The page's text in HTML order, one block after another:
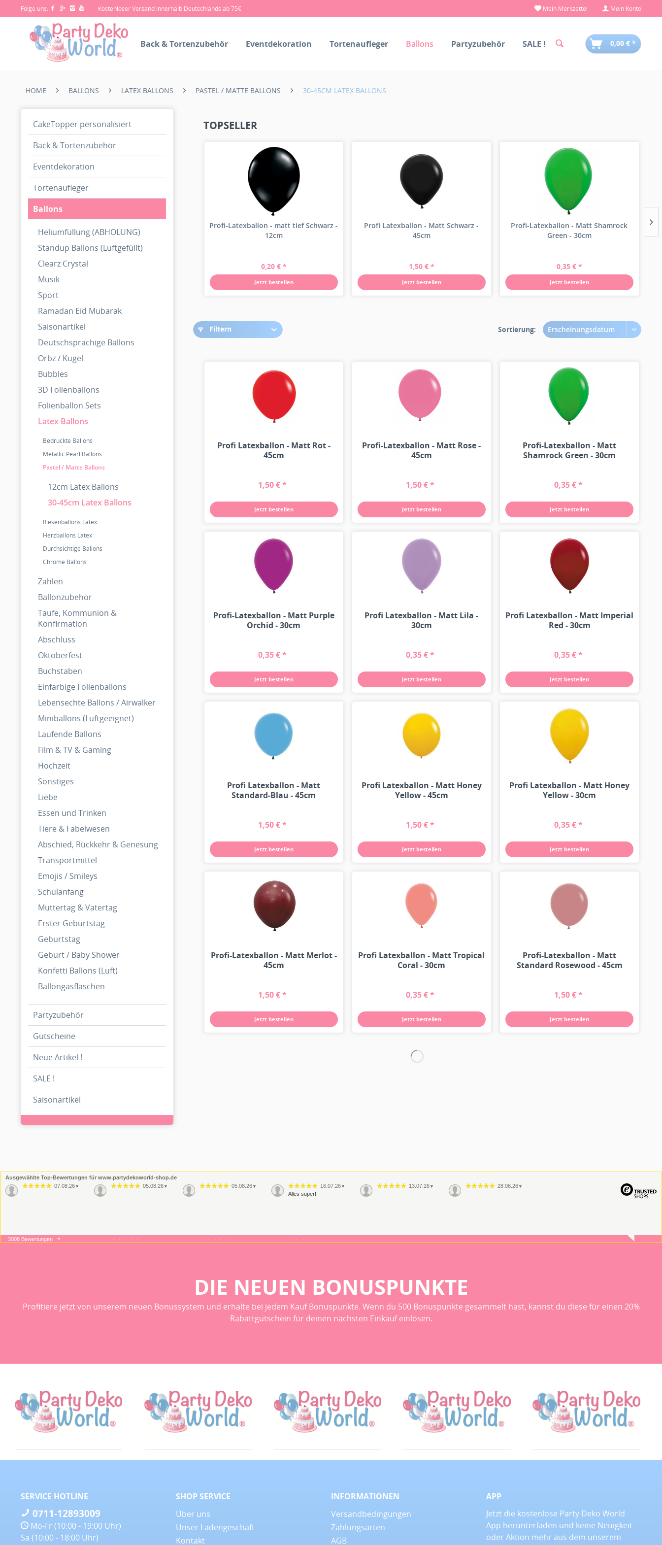
Folge uns: Kostenloser Versand innerhalb Deutschlands ab 75€ Mein Merkzettel Mein Konto
Back & Tortenzubehör Eventdekoration Tortenaufleger Ballons Partyzubehör SALE ! 0,00 € *
HOME BALLONS LATEX BALLONS PASTEL / MATTE BALLONS 30-45CM LATEX BALLONS
CakeTopper personalisiert
Back & Tortenzubehör
Eventdekoration
Tortenaufleger
Ballons
Heliumfüllung (ABHOLUNG)
Standup Ballons (Luftgefüllt)
Clearz Crystal
Musik
Sport
Ramadan Eid Mubarak
Saisonartikel
Deutschsprachige Ballons
Orbz / Kugel
Bubbles
3D Folienballons
Folienballon Sets
Latex Ballons
Bedruckte Ballons
Metallic Pearl Ballons
Pastel / Matte Ballons
12cm Latex Ballons
30-45cm Latex Ballons
Riesenballons Latex
Herzballons Latex
Durchsichtige Ballons
Chrome Ballons
Zahlen
Ballonzubehör
Taufe, Kommunion &
Konfirmation
Abschluss
Oktoberfest
Buchstaben
Einfarbige Folienballons
Lebensechte Ballons / Airwalker
Miniballons (Luftgeeignet)
Laufende Ballons
Film & TV & Gaming
Hochzeit
Sonstiges
Liebe
Essen und Trinken
Tiere & Fabelwesen
Abschied, Rückkehr & Genesung
Transportmittel
Emojis / Smileys
Schulanfang
Muttertag & Vatertag
Erster Geburtstag
Geburtstag
Geburt / Baby Shower
Konfetti Ballons (Luft)
Ballongasflaschen
Partyzubehör
Gutscheine
Neue Artikel !
SALE !
Saisonartikel
TOPSELLER
Profi-Latexballon - matt tief Schwarz -
12cm
0,20 € *
Jetzt bestellen
Profi Latexballon - Matt Schwarz -
45cm
1,50 € *
Jetzt bestellen
Profi-Latexballon - Matt Shamrock
Green - 30cm
0,35 € *
Jetzt bestellen
Filtern Sortierung: Erscheinungsdatum
Profi Latexballon - Matt Rot -
45cm
1,50 € *
Jetzt bestellen
Profi-Latexballon - Matt Rose -
45cm
1,50 € *
Jetzt bestellen
Profi-Latexballon - Matt
Shamrock Green - 30cm
0,35 € *
Jetzt bestellen
Profi-Latexballon - Matt Purple
Orchid - 30cm
0,35 € *
Jetzt bestellen
Profi Latexballon - Matt Lila -
30cm
0,35 € *
Jetzt bestellen
Profi Latexballon - Matt Imperial
Red - 30cm
0,35 € *
Jetzt bestellen
Profi Latexballon - Matt
Standard-Blau - 45cm
1,50 € *
Jetzt bestellen
Profi Latexballon - Matt Honey
Yellow - 45cm
1,50 € *
Jetzt bestellen
Profi Latexballon - Matt Honey
Yellow - 30cm
0,35 € *
Jetzt bestellen
Profi-Latexballon - Matt Merlot -
45cm
1,50 € *
Jetzt bestellen
Profi Latexballon - Matt Tropical
Coral - 30cm
0,35 € *
Jetzt bestellen
Profi-Latexballon - Matt
Standard Rosewood - 45cm
1,50 € *
Jetzt bestellen
Ausgewählte Top-Bewertungen für www.partydekoworld-shop.de
07.08.26 ▼ 05.08.26 ▼ 05.08.26 ▼ 16.07.26 ▼
Alles super!
13.07.26 ▼ 28.06.26 ▼
16.06.26▼ 09.06.26▼ 08.06.26▼ 29.05.26▼
Back…
3008 Bewertungen
DIE NEUEN BONUSPUNKTE
Profitiere jetzt von unserem neuen Bonussystem und erhalte bei jedem Kauf Bonuspunkte. Wenn du 500 Bonuspunkte gesammelt hast, kannst du diese für einen 20%
Rabattgutschein für deinen nächsten Einkauf einlösen.
SERVICE HOTLINE
0711-12893009
Mo-Fr (10:00 - 19:00 Uhr)
Sa (10:00 - 18:00 Uhr)
SHOP SERVICE
Über uns
Unser Ladengeschäft
Kontakt
INFORMATIONEN
Versandbedingungen
Zahlungsarten
AGB
APP
Jetzt die kostenlose Party Deko World
App herunterladen und keine Neuigkeit
oder Aktion mehr aus dem unserem